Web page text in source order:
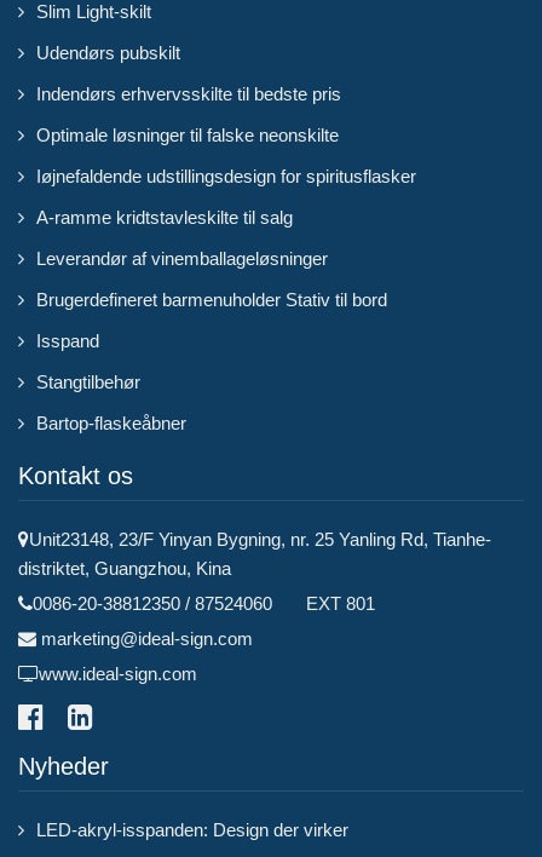
Slim Light-skilt
Udendørs pubskilt
Indendørs erhvervsskilte til bedste pris
Optimale løsninger til falske neonskilte
Iøjnefaldende udstillingsdesign for spiritusflasker
A-ramme kridtstavleskilte til salg
Leverandør af vinemballageløsninger
Brugerdefineret barmenuholder Stativ til bord
Isspand
Stangtilbehør
Bartop-flaskeåbner
Kontakt os
Unit23148, 23/F Yinyan Bygning, nr. 25 Yanling Rd, Tianhe-
distriktet, Guangzhou, Kina
0086-20-38812350 / 87524060 EXT 801
marketing@ideal-sign.com
www.ideal-sign.com
Nyheder
LED-akryl-isspanden: Design der virker